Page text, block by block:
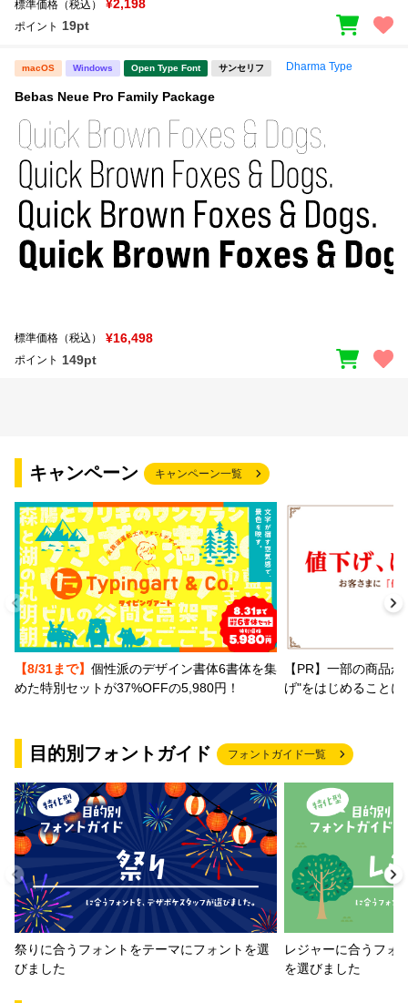
標準価格（税込） ¥2,198
ポイント 19pt
macOS Windows Open Type Font サンセリフ Dharma Type
Bebas Neue Pro Family Package
標準価格（税込） ¥16,498
ポイント 149pt
キャンペーン キャンペーン一覧
【8/31まで】 個性派のデザイン書体6書体を集
めた特別セットが37%OFFの5,980円！
【PR】一部の商品
げ"をはじめること
目的別フォントガイド フォントガイド一覧
祭りに合うフォントをテーマにフォントを選
びました
レジャーに合うフォ
を選びました